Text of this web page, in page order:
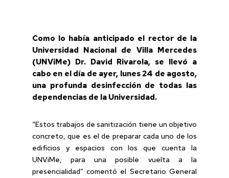
Como lo había anticipado el rector de la
Universidad Nacional de Villa Mercedes
(UNViMe) Dr. David Rivarola, se llevó a
cabo en el día de ayer, lunes 24 de agosto,
una profunda desinfección de todas las
dependencias de la Universidad.
“Estos trabajos de sanitización tiene un objetivo
concreto, que es el de preparar cada uno de los
edificios y espacios con los que cuenta la
UNViMe, para una posible vuelta a la
presencialidad” comentó el Secretario General